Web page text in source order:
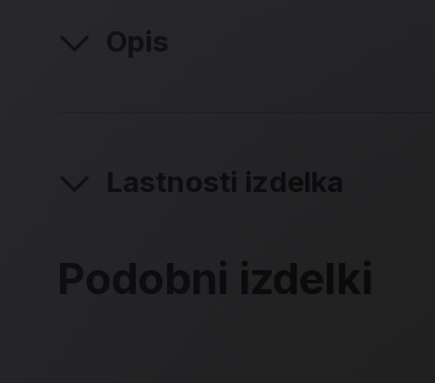
Opis
Lastnosti izdelka
Podobni izdelki